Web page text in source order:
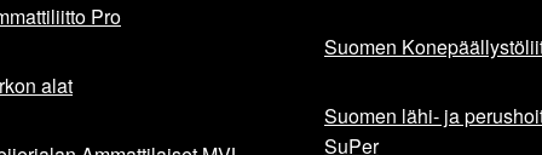
Pro
alat
Suomen
Suomen lähi- ja
SuPer